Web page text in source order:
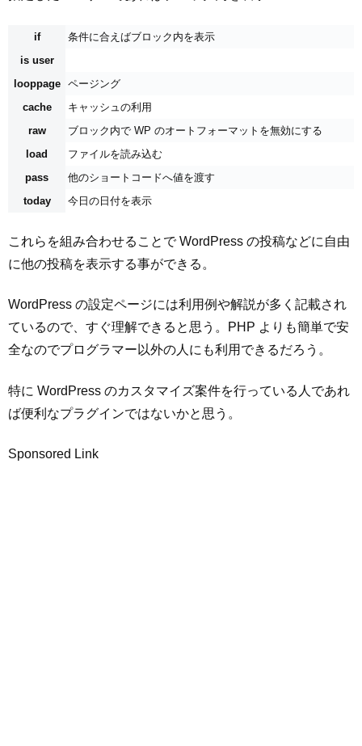
if
条件に合えばブロック内を表示
is user
looppage
ページング
cache
キャッシュの利用
raw
ブロック内で WP のオートフォーマットを無効にする
load
ファイルを読み込む
pass
他のショートコードへ値を渡す
today
今日の日付を表示
これらを組み合わせることで WordPress の投稿などに自由
に他の投稿を表示する事ができる。
WordPress の設定ページには利用例や解説が多く記載され
ているので、すぐ理解できると思う。PHP よりも簡単で安
全なのでプログラマー以外の人にも利用できるだろう。
特に WordPress のカスタマイズ案件を行っている人であれ
ば便利なプラグインではないかと思う。
Sponsored Link